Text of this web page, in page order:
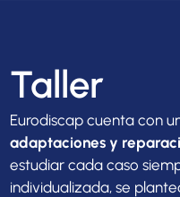
Taller
Eurodiscap cuenta con
adaptaciones y
estudiar cada caso
individualizada, se